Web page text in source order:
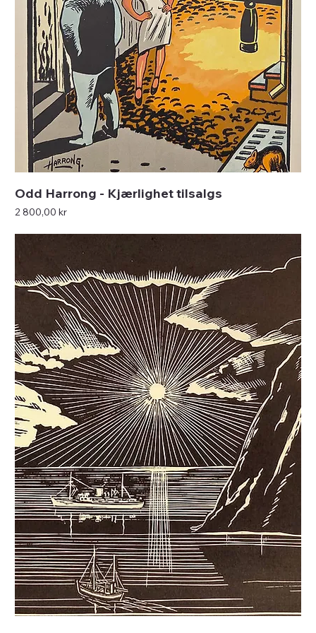
Odd Harrong - Kjærlighet tilsalgs
Pris
2 800,00 kr